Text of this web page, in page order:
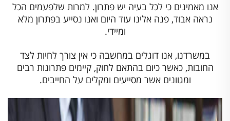
אנו מאמינים כי לכל בעיה יש פתרון. למרות שלפעמים הכל
נראה אבוד, פנה אלינו עוד היום ואנו נסייע בפתרון מלא
ומיידי.
במשרדנו, אנו דוגלים במחשבה כי אין צורך לחיות לצד
החובות, כאשר כיום בהתאם לחוק, קיימים פתרונות רבים
ומגוונים אשר מסייעים ומקלים על החייבים.